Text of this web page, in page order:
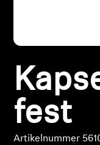
Hearing
Hearing
TV-Kopfhörer
fest
Artikelnummer